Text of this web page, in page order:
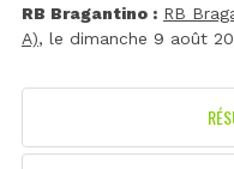
RB Bragantino : RB
A), le dimanche 9 août